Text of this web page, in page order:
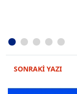
SONRAKİ YAZI